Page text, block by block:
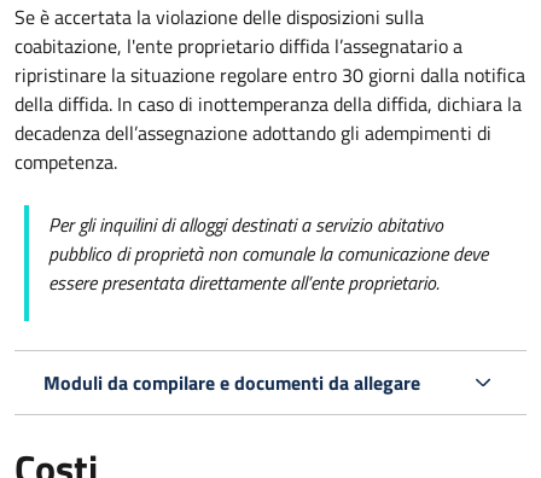
Se è accertata la violazione delle disposizioni sulla
coabitazione, l'ente proprietario diffida l’assegnatario a
ripristinare la situazione regolare entro 30 giorni dalla notifica
della diffida. In caso di inottemperanza della diffida, dichiara la
decadenza dell’assegnazione adottando gli adempimenti di
competenza.
Per gli inquilini di alloggi destinati a servizio abitativo
pubblicodi proprietà non comunale la comunicazione deve
essere presentata direttamente all’ente proprietario.
Moduli da compilare e documenti da allegare